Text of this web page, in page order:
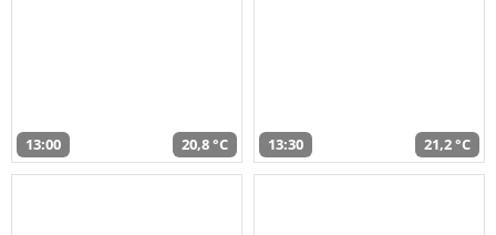
13:00 20,8 °C 13:30 21,2 °C